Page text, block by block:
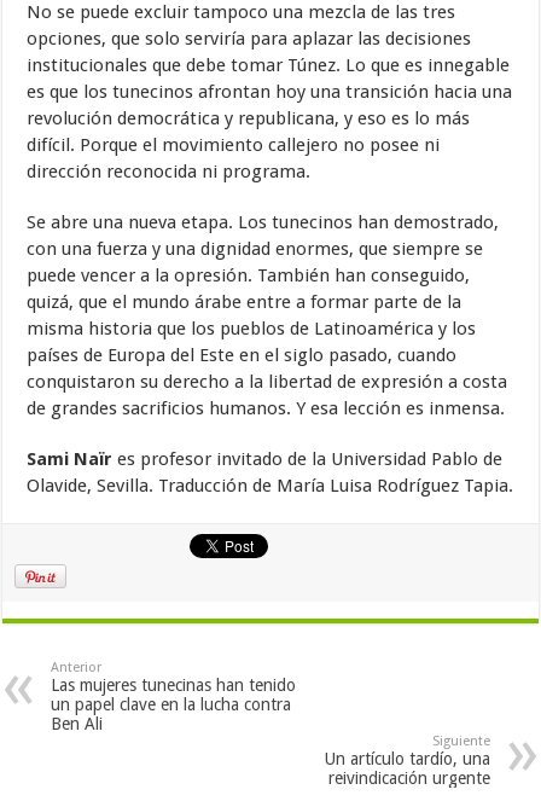
No se puede excluir tampoco una mezcla de las tres
opciones, que solo serviría para aplazar las decisiones
institucionales que debe tomar Túnez. Lo que es innegable
es que los tunecinos afrontan hoy una transición hacia una
revolución democrática y republicana, y eso es lo más
difícil. Porque el movimiento callejero no posee ni
dirección reconocida ni programa.
Se abre una nueva etapa. Los tunecinos han demostrado,
con una fuerza y una dignidad enormes, que siempre se
puede vencer a la opresión. También han conseguido,
quizá, que el mundo árabe entre a formar parte de la
misma historia que los pueblos de Latinoamérica y los
países de Europa del Este en el siglo pasado, cuando
conquistaron su derecho a la libertad de expresión a costa
de grandes sacrificios humanos. Y esa lección es inmensa.
Sami Naïr es profesor invitado de la Universidad Pablo de
Olavide, Sevilla. Traducción de María Luisa Rodríguez Tapia.
Anterior
Las mujeres tunecinas han tenido
un papel clave en la lucha contra
Ben Ali
Siguiente
Un artículo tardío, una
reivindicación urgente